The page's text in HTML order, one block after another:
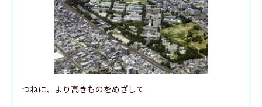
つねに、より高きものをめざして